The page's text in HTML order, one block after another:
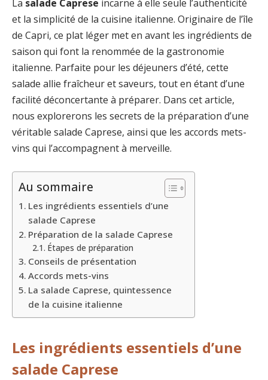
La salade Caprese incarne à elle seule l’authenticité
et la simplicité de la cuisine italienne. Originaire de l’île
de Capri, ce plat léger met en avant les ingrédients de
saison qui font la renommée de la gastronomie
italienne. Parfaite pour les déjeuners d’été, cette
salade allie fraîcheur et saveurs, tout en étant d’une
facilité déconcertante à préparer. Dans cet article,
nous explorerons les secrets de la préparation d’une
véritable salade Caprese, ainsi que les accords mets-
vins qui l’accompagnent à merveille.
Au sommaire
Les ingrédients essentiels d’une
salade Caprese
Préparation de la salade Caprese
Étapes de préparation
Conseils de présentation
Accords mets-vins
La salade Caprese, quintessence
de la cuisine italienne
Les ingrédients essentiels d’une
salade Caprese